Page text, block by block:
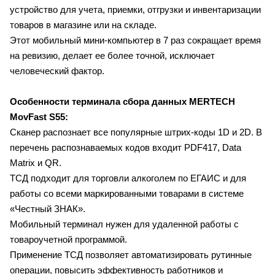
устройство для учета, приемки, отгрузки и инвентаризации
товаров в магазине или на складе.
Этот мобильный мини-компьютер в 7 раз сокращает время
на ревизию, делает ее более точной, исключает
человеческий фактор.
Особенности терминала сбора данных MERTECH
MovFast S55:
Сканер распознает все популярные штрих-коды 1D и 2D. В
перечень распознаваемых кодов входит PDF417, Data
Matrix и QR.
ТСД подходит для торговли алкоголем по ЕГАИС и для
работы со всеми маркированными товарами в системе
«Честный ЗНАК».
Мобильный терминал нужен для удаленной работы с
товароучетной программой.
Применение ТСД позволяет автоматизировать рутинные
операции, повысить эффективность работников и